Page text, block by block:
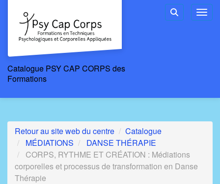
Rechercher
Catalogue PSY CAP CORPS des
Formations
Retour au site web du centre
Catalogue
MÉDIATIONS
DANSE THÉRAPIE
CORPS, RYTHME ET CRÉATION : Médiations
corporelles et processus de transformation en Danse
Thérapie